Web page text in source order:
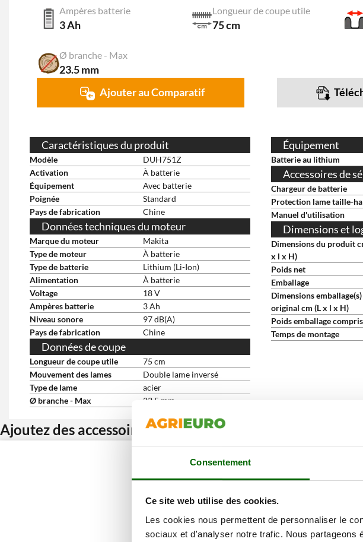
Consentement
Ce site web utilise des cookies.
Les cookies nous permettent de personnaliser le
sociaux et d'analyser notre trafic. Nous partageons
Ampères batterie
3 Ah
Longueur de coupe utile
75 cm
Ø branche - Max
23.5 mm
Ajouter au Comparatif
Caractéristiques du produit
Modèle
DUH751Z
Activation
À batterie
Équipement
Avec batterie
Poignée
Standard
Pays de fabrication
Chine
Données techniques du moteur
Marque du moteur
Makita
Type de moteur
À batterie
Type de batterie
Lithium (Li-Ion)
Alimentation
À batterie
Voltage
18 V
Ampères batterie
3 Ah
Niveau sonore
97 dB(A)
Pays de fabrication
Chine
Données de coupe
Longueur de coupe utile
75 cm
Mouvement des lames
Double lame inversé
Type de lame
acier
Ø branche - Max
23.5 mm
Équipement
Batterie au lithium
Accessoires de
Chargeur de batterie
Protection lame taille-
Manuel d'utilisation
Dimensions et
Dimensions du produit
x l x H)
Poids net
Emballage
Dimensions emballage(s)
original cm (L x l x H)
Poids emballage compris
Temps de montage
Ajoutez des accessoires et bénéficiez d’une remise